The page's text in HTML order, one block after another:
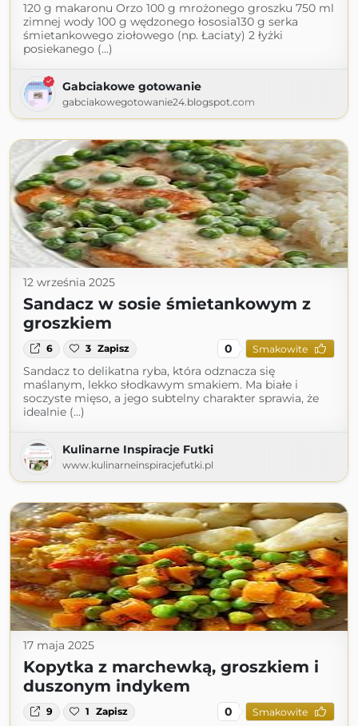
120 g makaronu Orzo 100 g mrożonego groszku 750 ml
zimnej wody 100 g wędzonego łososia130 g serka
śmietankowego ziołowego (np. Łaciaty) 2 łyżki
posiekanego (...)
Gabciakowe gotowanie
gabciakowegotowanie24.blogspot.com
12 września 2025
Sandacz w sosie śmietankowym z
groszkiem
6 3 Zapisz 0 Smakowite
Sandacz to delikatna ryba, która odznacza się
maślanym, lekko słodkawym smakiem. Ma białe i
soczyste mięso, a jego subtelny charakter sprawia, że
idealnie (...)
Kulinarne Inspiracje Futki
www.kulinarneinspiracjefutki.pl
17 maja 2025
Kopytka z marchewką, groszkiem i
duszonym indykem
9 1 Zapisz 0 Smakowite